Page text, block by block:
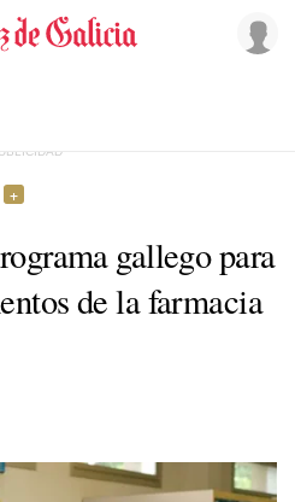
gallego para
de la farmacia